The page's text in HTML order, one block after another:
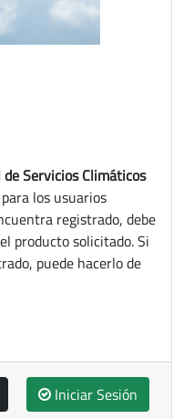
Servicios Climáticos
los usuarios
registrado, debe
producto solicitado. Si
puede hacerlo de
Iniciar Sesión